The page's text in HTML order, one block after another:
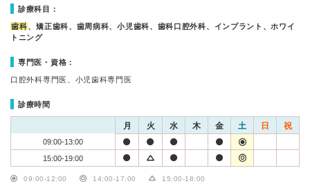
診療科目：
歯科、矯正歯科、歯周病科、小児歯科、歯科口腔外科、インプラント、ホワイ
トニング
専門医・資格：
口腔外科専門医、小児歯科専門医
診療時間
月 火 水 木 金 土 日 祝
09:00-13:00
15:00-19:00
09:00-12:00 14:00-17:00 15:00-18:00